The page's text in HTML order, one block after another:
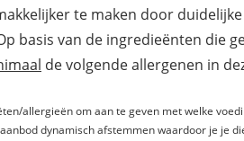
te maken door
basis van de ingredieënten die
de volgende allergenen in
allergieën om aan te geven met welke
dynamisch afstemmen waardoor je je